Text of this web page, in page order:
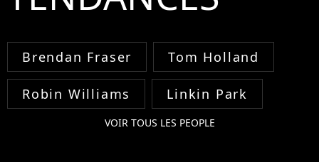
Brendan Fraser Tom Holland
Robin Williams Linkin Park
VOIR TOUS LES PEOPLE